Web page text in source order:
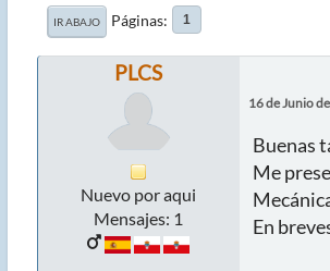
IR ABAJO Páginas 1
PLCS
Nuevo por aqui
Mensajes: 1
16 de Junio
Buenas
Me
En